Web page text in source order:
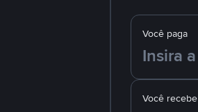
Você paga
Você recebe